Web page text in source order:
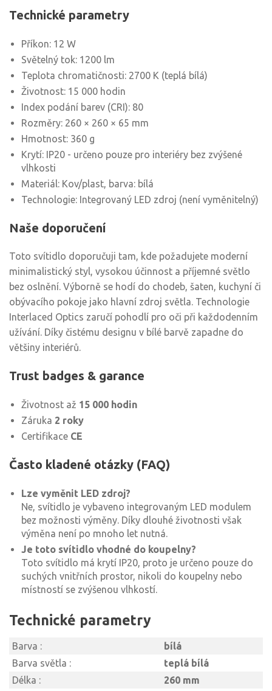
Technické parametry
Příkon: 12 W
Světelný tok: 1200 lm
Teplota chromatičnosti: 2700 K (teplá bílá)
Životnost: 15 000 hodin
Index podání barev (CRI): 80
Rozměry: 260 × 260 × 65 mm
Hmotnost: 360 g
Krytí: IP20 - určeno pouze pro interiéry bez zvýšené
vlhkosti
Materiál: Kov/plast, barva: bílá
Technologie: Integrovaný LED zdroj (není vyměnitelný)
Naše doporučení
Toto svítidlo doporučuji tam, kde požadujete moderní
minimalistický styl, vysokou účinnost a příjemné světlo
bez oslnění. Výborně se hodí do chodeb, šaten, kuchyní či
obývacího pokoje jako hlavní zdroj světla. Technologie
Interlaced Optics zaručí pohodlí pro oči při každodenním
užívání. Díky čistému designu v bílé barvě zapadne do
většiny interiérů.
Trust badges & garance
Životnost až 15 000 hodin
Záruka 2 roky
Certifikace CE
Často kladené otázky (FAQ)
Lze vyměnit LED zdroj?
Ne, svítidlo je vybaveno integrovaným LED modulem
bez možnosti výměny. Díky dlouhé životnosti však
výměna není po mnoho let nutná.
Je toto svítidlo vhodné do koupelny?
Toto svítidlo má krytí IP20, proto je určeno pouze do
suchých vnitřních prostor, nikoli do koupelny nebo
místností se zvýšenou vlhkostí.
Technické parametry
Barva :
bílá
Barva světla :
teplá bílá
Délka :
260 mm